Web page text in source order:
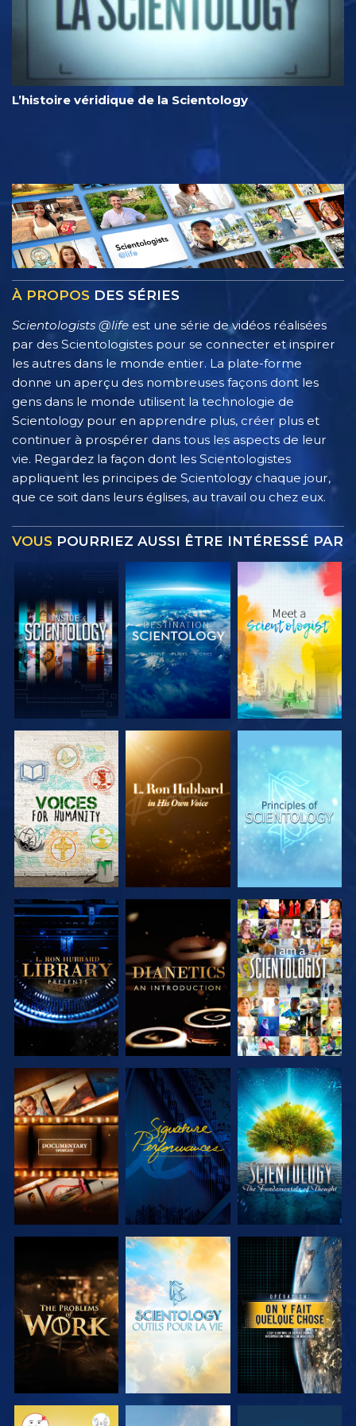
L’histoire véridique de la Scientology
À PROPOS DES SÉRIES
Scientologists @life est une série de vidéos réalisées
par des Scientologistes pour se connecter et inspirer
les autres dans le monde entier. La plate-forme
donne un aperçu des nombreuses façons dont les
gens dans le monde utilisent la technologie de
Scientology pour en apprendre plus, créer plus et
continuer à prospérer dans tous les aspects de leur
vie. Regardez la façon dont les Scientologistes
appliquent les principes de Scientology chaque jour,
que ce soit dans leurs églises, au travail ou chez eux.
VOUS POURRIEZ AUSSI ÊTRE INTÉRESSÉ PAR
DÉCOUVRIR
LES SÉRIES
DÉCOUVRIR
LES SÉRIES
DÉCOUVRIR
LES SÉRIES
DÉCOUVRIR
LES SÉRIES
DÉCOUVRIR
LES SÉRIES
REGARDER
DÉCOUVRIR
LES SÉRIES
REGARDER
DÉCOUVRIR
LES SÉRIES
DÉCOUVRIR
LES SÉRIES
DÉCOUVRIR
LES SÉRIES
REGARDER